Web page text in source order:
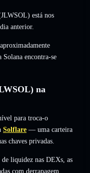
está nos
anterior.
encontra-se
na
para troca-o
Solflare — uma carteira
chaves privadas.
liquidez nas DEXs, as
com derrapagem